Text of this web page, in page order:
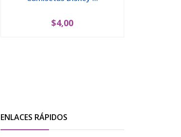
$4,00
ENLACES RÁPIDOS